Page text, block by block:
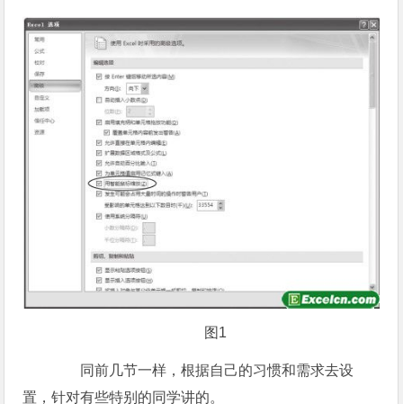
图1
同前几节一样，根据自己的习惯和需求去设
置，针对有些特别的同学讲的。